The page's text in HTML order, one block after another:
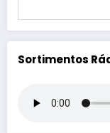
Sortimentos